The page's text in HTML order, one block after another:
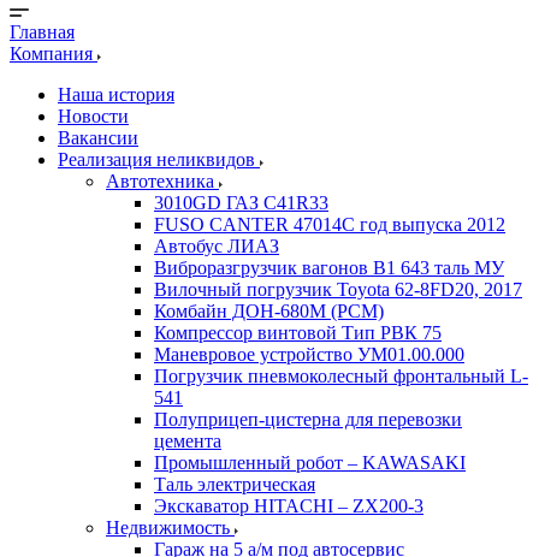
Главная
Компания
Наша история
Новости
Вакансии
Реализация неликвидов
Автотехника
3010GD ГАЗ С41R33
FUSO CANTER 47014C год выпуска 2012
Автобус ЛИАЗ
Виброразгрузчик вагонов В1 643 таль МУ
Вилочный погрузчик Toyota 62-8FD20, 2017
Комбайн ДОН-680М (РСМ)
Компрессор винтовой Тип РВК 75
Маневровое устройство УМ01.00.000
Погрузчик пневмоколесный фронтальный L-
541
Полуприцеп-цистерна для перевозки
цемента
Промышленный робот – KAWASAKI
Таль электрическая
Экскаватор HITACHI – ZX200-3
Недвижимость
Гараж на 5 а/м под автосервис